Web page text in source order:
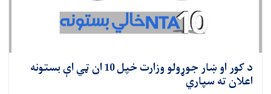
د کور او ښار جوړولو وزارت خپل 10 ان ټي اې بستونه
اعلان ته سپاري